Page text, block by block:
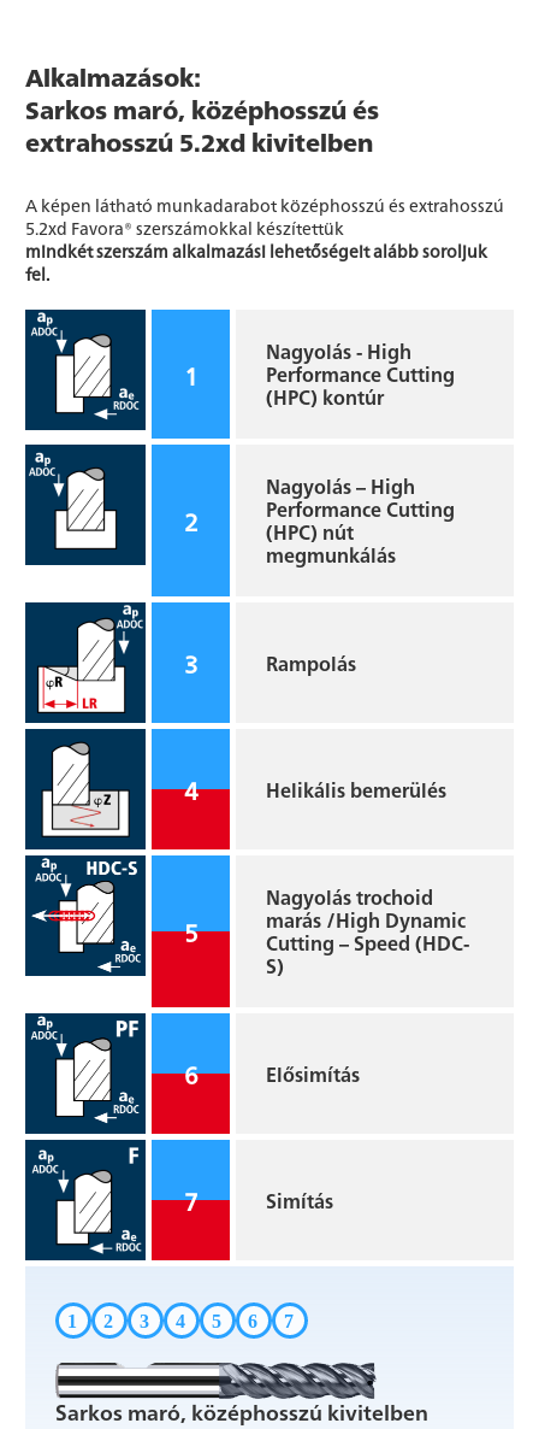
Alkalmazások:
Sarkos maró, középhosszú és
extrahosszú 5.2xd kivitelben
A képen látható munkadarabot középhosszú és extrahosszú
5.2xd Favora® szerszámokkal készítettük
mindkét szerszám alkalmazási lehetőségeit alább soroljuk
fel.
1
Nagyolás - High
Performance Cutting
(HPC) kontúr
2
Nagyolás – High
Performance Cutting
(HPC) nút
megmunkálás
3 Rampolás
4 Helikális bemerülés
5
Nagyolás trochoid
marás /High Dynamic
Cutting – Speed (HDC-
S)
6 Elősimítás
7 Simítás
Sarkos maró, középhosszú kivitelben